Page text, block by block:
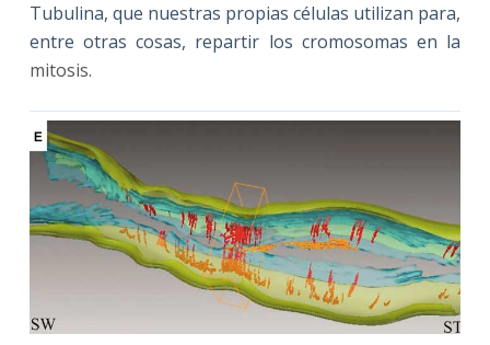
Tubulina, que nuestras propias células utilizan para,
entre otras cosas, repartir los cromosomas en la
mitosis.